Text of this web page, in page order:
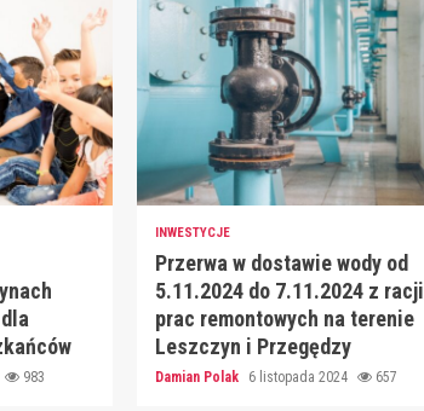
983
INWESTYCJE
Przerwa w dostawie wody od
5.11.2024 do 7.11.2024 z racji
prac remontowych na terenie
Leszczyn i Przegędzy
Damian Polak 6 listopada 2024 657